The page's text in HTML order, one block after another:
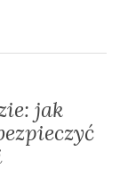
jak